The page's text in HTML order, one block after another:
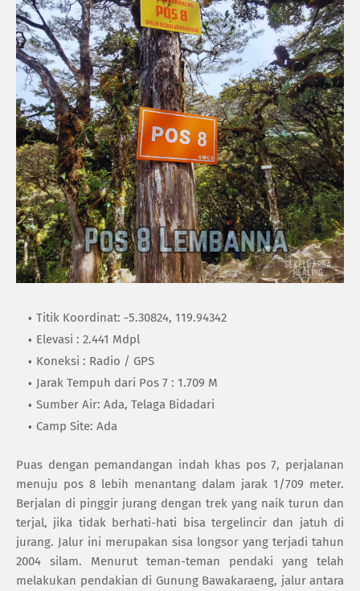
Titik Koordinat: -5.30824, 119.94342
Elevasi : 2.441 Mdpl
Koneksi : Radio / GPS
Jarak Tempuh dari Pos 7 : 1.709 M
Sumber Air: Ada, Telaga Bidadari
Camp Site: Ada
Puas dengan pemandangan indah khas pos 7, perjalanan
menuju pos 8 lebih menantang dalam jarak 1/709 meter.
Berjalan di pinggir jurang dengan trek yang naik turun dan
terjal, jika tidak berhati-hati bisa tergelincir dan jatuh di
jurang. Jalur ini merupakan sisa longsor yang terjadi tahun
2004 silam. Menurut teman-teman pendaki yang telah
melakukan pendakian di Gunung Bawakaraeng, jalur antara